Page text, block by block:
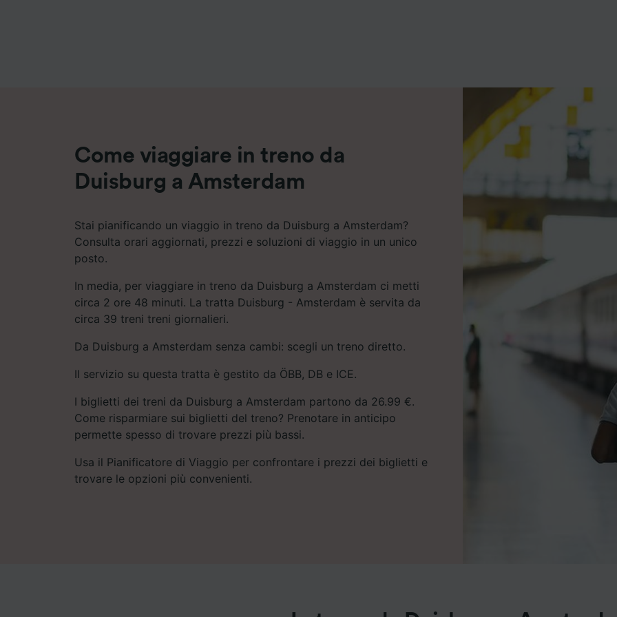
Come viaggiare in treno da
Duisburg a Amsterdam
Stai pianificando un viaggio in treno da Duisburg a Amsterdam?
Consulta orari aggiornati, prezzi e soluzioni di viaggio in un unico
posto.
In media, per viaggiare in treno da Duisburg a Amsterdam ci metti
circa 2 ore 48 minuti. La tratta Duisburg - Amsterdam è servita da
circa 39 treni treni giornalieri.
Da Duisburg a Amsterdam senza cambi: scegli un treno diretto.
Il servizio su questa tratta è gestito da ÖBB, DB e ICE.
I biglietti dei treni da Duisburg a Amsterdam partono da 26.99 €.
Come risparmiare sui biglietti del treno? Prenotare in anticipo
permette spesso di trovare prezzi più bassi.
Usa il Pianificatore di Viaggio per confrontare i prezzi dei biglietti e
trovare le opzioni più convenienti.